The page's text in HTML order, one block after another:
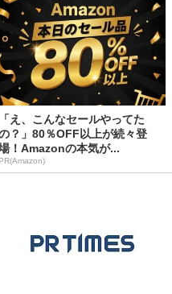
「え、こんなセールやってた
？」80％OFF以上が続々登
！Amazonの本気が...
PR(Amazon)